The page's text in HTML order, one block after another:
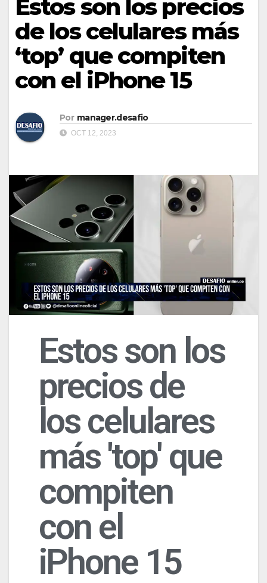
Estos son los precios
de los celulares más
‘top’ que compiten
con el iPhone 15
Por manager.desafio
OCT 12, 2023
Estos son los
precios de
los celulares
más 'top' que
compiten
con el
iPhone 15